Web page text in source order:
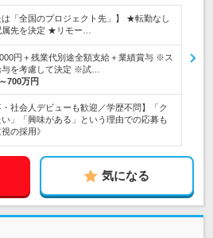
は「全国のプロジェクト先」】 ★転勤なし
先を決定 ★リモー…
円＋残業代別途全額支給＋業績賞与 ※ス
与を考慮して決定 ※試…
700万円
・社会人デビューも歓迎／学歴不問】「ク
」「興味がある」という理由での応募も
の採用》
気になる